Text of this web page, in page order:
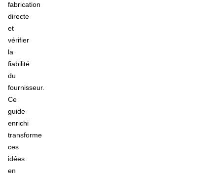
fabrication
directe
et
vérifier
la
fiabilité
du
fournisseur.
Ce
guide
enrichi
transforme
ces
idées
en